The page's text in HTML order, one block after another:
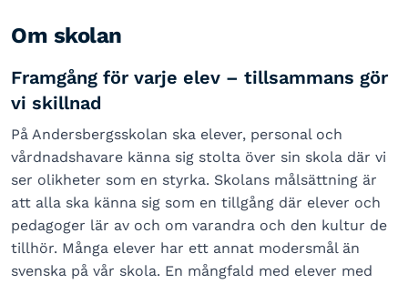
Om skolan
Framgång för varje elev – tillsammans gör
vi skillnad
På Andersbergsskolan ska elever, personal och
vårdnadshavare känna sig stolta över sin skola där vi
ser olikheter som en styrka. Skolans målsättning är
att alla ska känna sig som en tillgång där elever och
pedagoger lär av och om varandra och den kultur de
tillhör. Många elever har ett annat modersmål än
svenska på vår skola. En mångfald med elever med